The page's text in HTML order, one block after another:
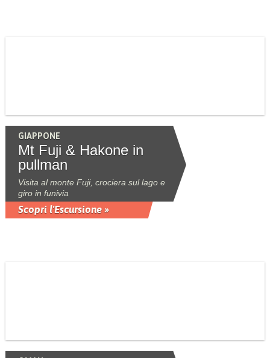
GIAPPONE
Mt Fuji & Hakone in
pullman
Visita al monte Fuji, crociera sul lago e
giro in funivia
Scopri l'Escursione »